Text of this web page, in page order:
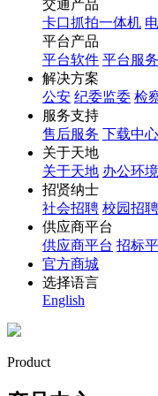
交通产品
卡口抓拍一体机
平台产品
平台软件 平台服
解决方案
公安 纪委监委 检
服务支持
售后服务 下载中心
关于天地
关于天地 办公环境
招贤纳士
社会招聘 校园招聘
供应商平台
供应商平台 招标
官方商城
选择语言
English
Product